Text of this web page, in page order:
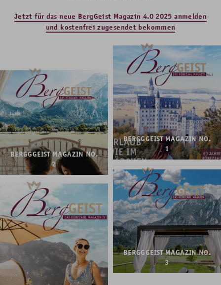
Jetzt für das neue BergGeist Magazin 4.0 2025 anmelden
und kostenfrei zugesendet bekommen
BERGGGEIST MAGAZIN NO.
2
Hier klicken zum lesen.
BERGGGEIST MAGAZIN NO.
1
Hier klicken zum lesen.
BERGGGEIST MAGAZIN NO.
3